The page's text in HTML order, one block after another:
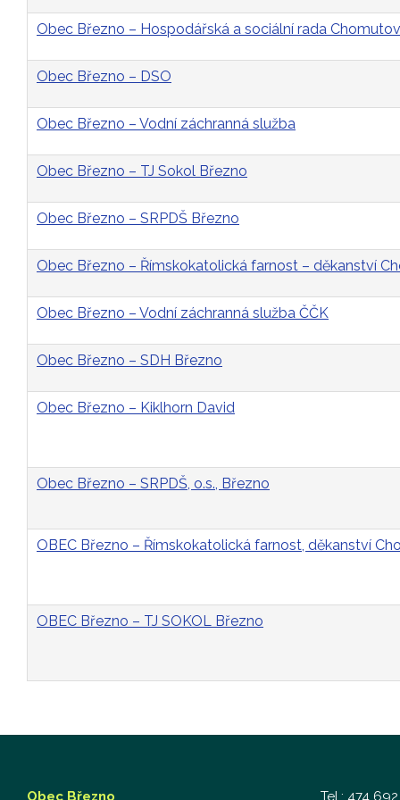
Obec Březno – Hospodářská a sociální rada
Obec Březno – DSO
Obec Březno – Vodní záchranná služba
Obec Březno – TJ Sokol Březno
Obec Březno – SRPDŠ Březno
Obec Březno – Římskokatolická farnost – děkanství
Obec Březno – Vodní záchranná služba ČČK
Obec Březno – SDH Březno
Obec Březno – Kiklhorn David
Obec Březno – SRPDŠ, o.s., Březno
OBEC Březno – Římskokatolická farnost, děkanství
OBEC Březno – TJ SOKOL Březno
Obec Březno Tel.: 474